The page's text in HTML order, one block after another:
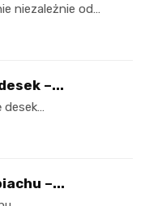
niezależnie od…
–...
desek…
–...